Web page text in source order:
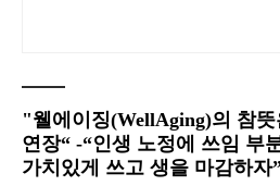
"웰에이징(WellAging)의 참
연장“ -“인생 노정에 쓰임 부
가치있게 쓰고 생을 마감하자